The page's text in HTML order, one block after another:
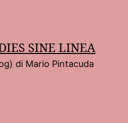
SINE LINEA
di Mario Pintacuda